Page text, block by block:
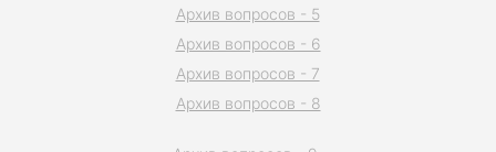
Архив вопросов - 5
Архив вопросов - 6
Архив вопросов - 7
Архив вопросов - 8